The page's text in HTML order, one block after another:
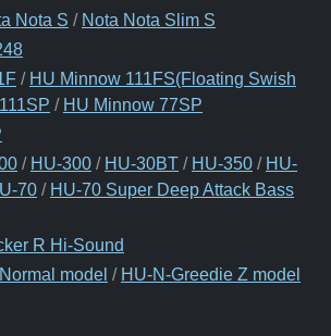
Nota S / Nota Nota Slim S
/ HU Minnow 111FS(Floating Swish
/ HU Minnow 77SP
/ HU-300 / HU-30BT / HU-350 / HU-
70 / HU-70 Super Deep Attack Bass
R Hi-Sound
model / HU-N-Greedie Z model